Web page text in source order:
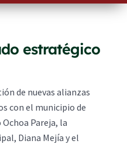
estratégico
de nuevas alianzas
con el municipio de
Pareja, la
Diana Mejía y el